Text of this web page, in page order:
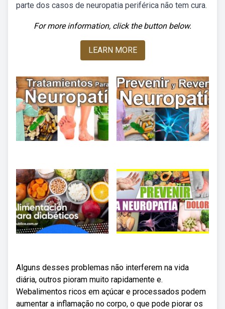
parte dos casos de neuropatia periférica não tem cura.
For more information, click the button below.
LEARN MORE
Alguns desses problemas não interferem na vida
diária, outros pioram muito rapidamente e.
Webalimentos ricos em açúcar e processados podem
aumentar a inflamação no corpo, o que pode piorar os